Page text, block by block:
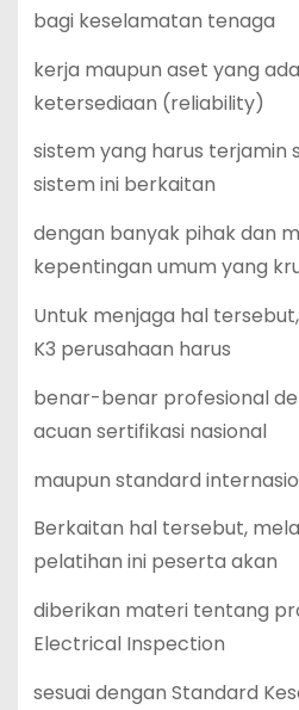
bagi keselamatan tenaga
kerja maupun aset yang
ketersediaan (reliability)
sistem yang harus terjamin
sistem ini berkaitan
dengan banyak pihak dan
kepentingan umum yang
Untuk menjaga hal
K3 perusahaan harus
benar-benar profesional
acuan sertifikasi nasional
maupun standard
Berkaitan hal tersebut,
pelatihan ini peserta akan
diberikan materi tentang
Electrical Inspection
sesuai dengan Standard